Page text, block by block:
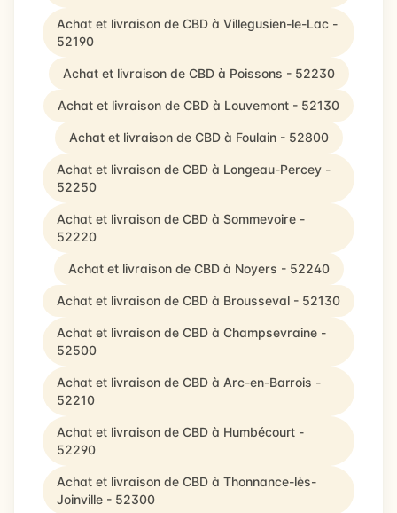
Achat et livraison de CBD à Villegusien-le-Lac -
52190
Achat et livraison de CBD à Poissons - 52230
Achat et livraison de CBD à Louvemont - 52130
Achat et livraison de CBD à Foulain - 52800
Achat et livraison de CBD à Longeau-Percey -
52250
Achat et livraison de CBD à Sommevoire -
52220
Achat et livraison de CBD à Noyers - 52240
Achat et livraison de CBD à Brousseval - 52130
Achat et livraison de CBD à Champsevraine -
52500
Achat et livraison de CBD à Arc-en-Barrois -
52210
Achat et livraison de CBD à Humbécourt -
52290
Achat et livraison de CBD à Thonnance-lès-
Joinville - 52300